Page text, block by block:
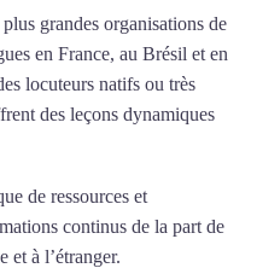
plus grandes organisations de
en France, au Brésil et en
locuteurs natifs ou très
des leçons dynamiques
de ressources et
continus de la part de
et à l’étranger.